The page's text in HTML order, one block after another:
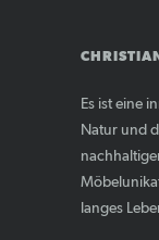
Es ist eine
Natur und
langes